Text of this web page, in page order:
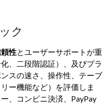
ク
性とユーザーサポートが重
、二段階認証）、及びプラ
スの速さ、操作性、テーブ
ー機能など）を評価しま
、コンビニ決済、PayPay